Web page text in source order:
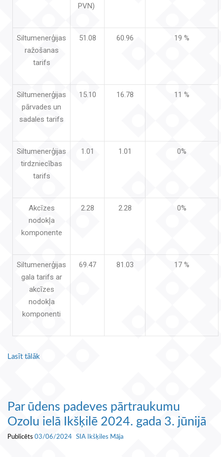
PVN)
Siltumenerģijas
ražošanas
tarifs
51.08 60.96 19 %
Siltumenerģijas
pārvades un
sadales tarifs
15.10 16.78 11 %
Siltumenerģijas
tirdzniecības
tarifs
1.01 1.01 0%
Akcīzes
nodokļa
komponente
2.28 2.28 0%
Siltumenerģijas
gala tarifs ar
akcīzes
nodokļa
komponenti
69.47 81.03 17 %
Lasīt tālāk
Par ūdens padeves pārtraukumu
Ozolu ielā Ikšķilē 2024. gada 3. jūnijā
Publicēts 03/06/2024 SIA Ikšķiles Māja